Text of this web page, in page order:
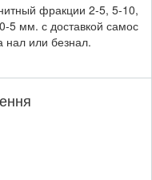
фракции 2-5, 5-10,
5 мм. с доставкой самос
нал или безнал.